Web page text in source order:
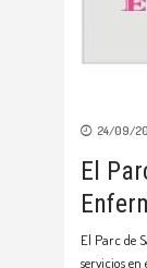
24/09/
El
El Parc de
servicios